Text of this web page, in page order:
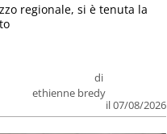
di
ethienne bredy
il 07/08/2026
regionale, si è tenuta la